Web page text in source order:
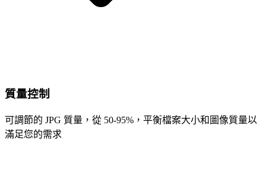
質量控制
可調節的 JPG 質量，從 50-95%，平衡檔案大小和圖像質量以
滿足您的需求